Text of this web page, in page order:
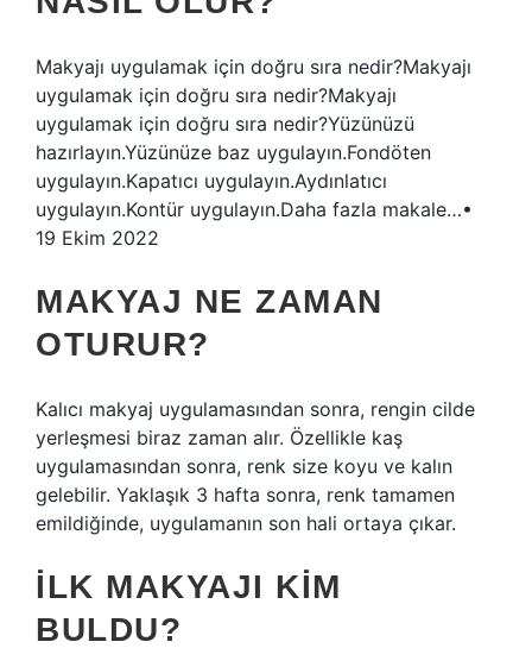
Makyajı uygulamak için doğru sıra nedir?Makyajı
uygulamak için doğru sıra nedir?Makyajı
uygulamak için doğru sıra nedir?Yüzünüzü
hazırlayın.Yüzünüze baz uygulayın.Fondöten
uygulayın.Kapatıcı uygulayın.Aydınlatıcı
uygulayın.Kontür uygulayın.Daha fazla makale…•
19 Ekim 2022
MAKYAJ NE ZAMAN
OTURUR?
Kalıcı makyaj uygulamasından sonra, rengin cilde
yerleşmesi biraz zaman alır. Özellikle kaş
uygulamasından sonra, renk size koyu ve kalın
gelebilir. Yaklaşık 3 hafta sonra, renk tamamen
emildiğinde, uygulamanın son hali ortaya çıkar.
İLK MAKYAJI KIM
BULDU?